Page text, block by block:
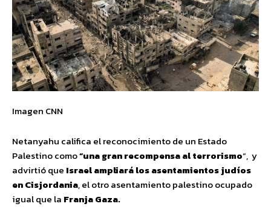
Imagen CNN
Netanyahu califica el reconocimiento de un Estado
Palestino como“una gran recompensa al terrorismo“, y
advirtió que Israel ampliará los asentamientos judíos
en Cisjordania, el otro asentamiento palestino ocupado
igual que la Franja Gaza.